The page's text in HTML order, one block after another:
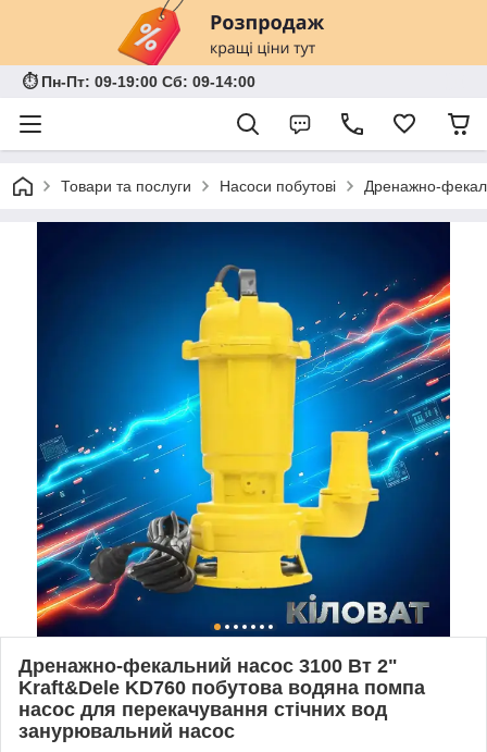
⏱ Пн-Пт: 09-19:00 Сб: 09-14:00
Товари та послуги Насоси побутові Дренажно-
Дренажно-фекальний насос 3100 Вт 2"
Kraft&Dele KD760 побутова водяна помпа
насос для перекачування стічних вод
занурювальний насос